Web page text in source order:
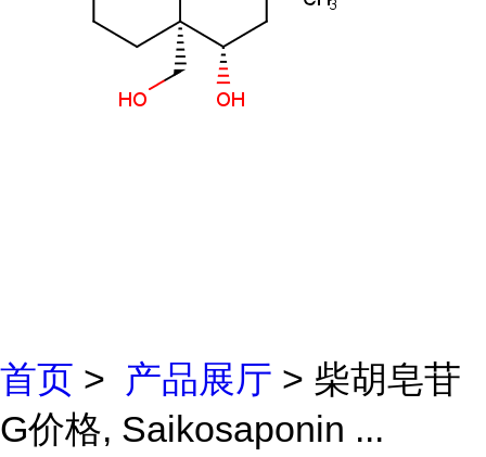
首页 > 产品展厅 > 柴胡皂苷
G价格, Saikosaponin ...